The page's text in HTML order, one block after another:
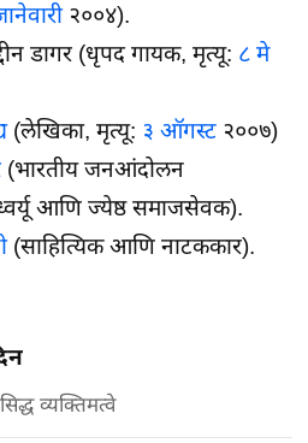
२००४).
डागर (धृपद गायक, मृत्यू: ८ मे
(लेखिका, मृत्यू: ३ ऑगस्ट २००७)
(भारतीय जनआंदोलन
आणि ज्येष्ठ समाजसेवक).
(साहित्यिक आणि नाटककार).
व्यक्तिमत्वे